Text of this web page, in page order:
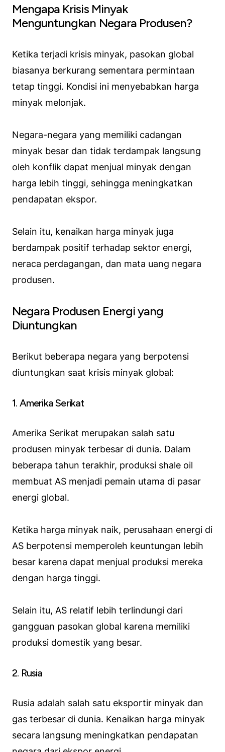
Mengapa Krisis Minyak
Menguntungkan Negara Produsen?
Ketika terjadi krisis minyak, pasokan global
biasanya berkurang sementara permintaan
tetap tinggi. Kondisi ini menyebabkan harga
minyak melonjak.
Negara-negara yang memiliki cadangan
minyak besar dan tidak terdampak langsung
oleh konflik dapat menjual minyak dengan
harga lebih tinggi, sehingga meningkatkan
pendapatan ekspor.
Selain itu, kenaikan harga minyak juga
berdampak positif terhadap sektor energi,
neraca perdagangan, dan mata uang negara
produsen.
Negara Produsen Energi yang
Diuntungkan
Berikut beberapa negara yang berpotensi
diuntungkan saat krisis minyak global:
1. Amerika Serikat
Amerika Serikat merupakan salah satu
produsen minyak terbesar di dunia. Dalam
beberapa tahun terakhir, produksi shale oil
membuat AS menjadi pemain utama di pasar
energi global.
Ketika harga minyak naik, perusahaan energi di
AS berpotensi memperoleh keuntungan lebih
besar karena dapat menjual produksi mereka
dengan harga tinggi.
Selain itu, AS relatif lebih terlindungi dari
gangguan pasokan global karena memiliki
produksi domestik yang besar.
2. Rusia
Rusia adalah salah satu eksportir minyak dan
gas terbesar di dunia. Kenaikan harga minyak
secara langsung meningkatkan pendapatan